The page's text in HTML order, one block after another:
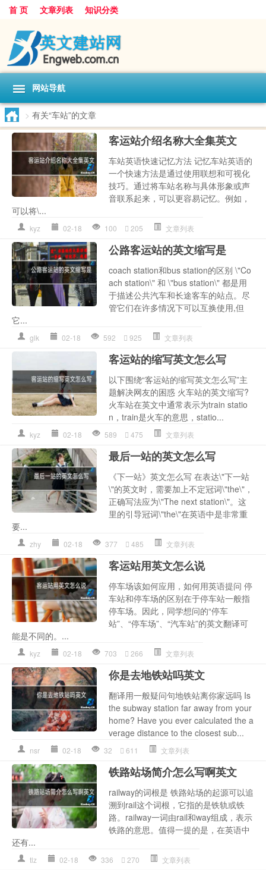
首 页 文章列表 知识分类
网站导航
> 有关“车站”的文章
客运站介绍名称大全集英文
车站英语快速记忆方法 记忆车站英语的
一个快速方法是通过使用联想和可视化
技巧。通过将车站名称与具体形象或声
音联系起来，可以更容易记忆。例如，
可以将\...
kyz 02-18 100 205 文章列表
公路客运站的英文缩写是
coach station和bus station的区别 \"Co
ach station\" 和 \"bus station\" 都是用
于描述公共汽车和长途客车的站点。尽
管它们在许多情况下可以互换使用,但
它...
glk 02-18 592 925 文章列表
客运站的缩写英文怎么写
以下围绕“客运站的缩写英文怎么写”主
题解决网友的困惑 火车站的英文缩写?
火车站在英文中通常表示为train statio
n，train是火车的意思，statio...
kyz 02-18 589 475 文章列表
最后一站的英文怎么写
《下一站》英文怎么写 在表达\"下一站
\"的英文时，需要加上不定冠词\"the\"，
正确写法应为\"The next station\"。这
里的引导冠词\"the\"在英语中是非常重
要...
zhy 02-18 377 485 文章列表
客运站用英文怎么说
停车场该如何应用，如何用英语提问 停
车站和停车场的区别在于停车站一般指
停车场。因此，同学想问的“停车
站”、“停车场”、“汽车站”的英文翻译可
能是不同的。...
kyz 02-18 703 266 文章列表
你是去地铁站吗英文
翻译用一般疑问句地铁站离你家远吗 Is
the subway station far away from your
home? Have you ever calculated the a
verage distance to the closest sub...
nsr 02-18 32 611 文章列表
铁路站场简介怎么写啊英文
railway的词根是 铁路站场的起源可以追
溯到rail这个词根，它指的是铁轨或铁
路。railway一词由rail和way组成，表示
铁路的意思。值得一提的是，在英语中
还有...
tlz 02-18 336 270 文章列表